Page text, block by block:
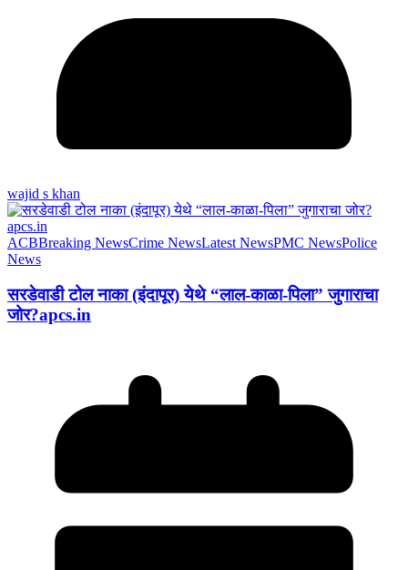
wajid s khan
ACBBreaking NewsCrime NewsLatest NewsPMC NewsPolice
News
सरडेवाडी टोल नाका (इंदापूर) येथे “लाल-काळा-पिला” जुगाराचा
जोर?apcs.in